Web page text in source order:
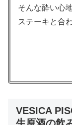
そんな酔い心
ステーキと合
VESICA